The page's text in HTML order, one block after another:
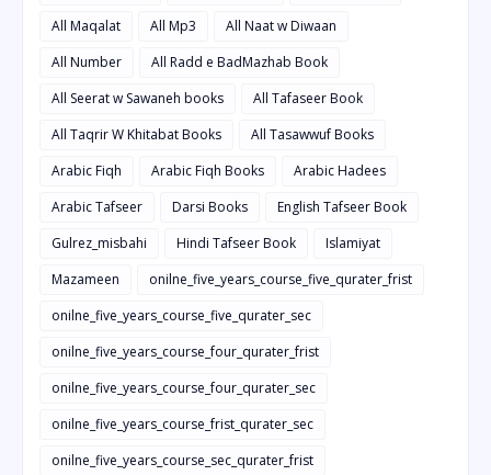
All Maqalat
All Mp3
All Naat w Diwaan
All Number
All Radd e BadMazhab Book
All Seerat w Sawaneh books
All Tafaseer Book
All Taqrir W Khitabat Books
All Tasawwuf Books
Arabic Fiqh
Arabic Fiqh Books
Arabic Hadees
Arabic Tafseer
Darsi Books
English Tafseer Book
Gulrez_misbahi
Hindi Tafseer Book
Islamiyat
Mazameen
onilne_five_years_course_five_qurater_frist
onilne_five_years_course_five_qurater_sec
onilne_five_years_course_four_qurater_frist
onilne_five_years_course_four_qurater_sec
onilne_five_years_course_frist_qurater_sec
onilne_five_years_course_sec_qurater_frist